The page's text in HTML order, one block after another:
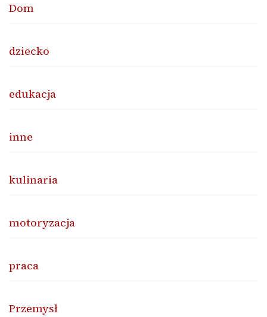
Dom
dziecko
edukacja
inne
kulinaria
motoryzacja
praca
Przemysł